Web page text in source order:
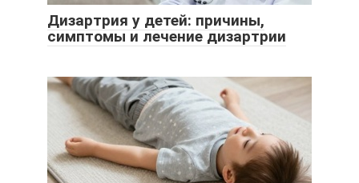
Дизартрия у детей: причины,
симптомы и лечение дизартрии